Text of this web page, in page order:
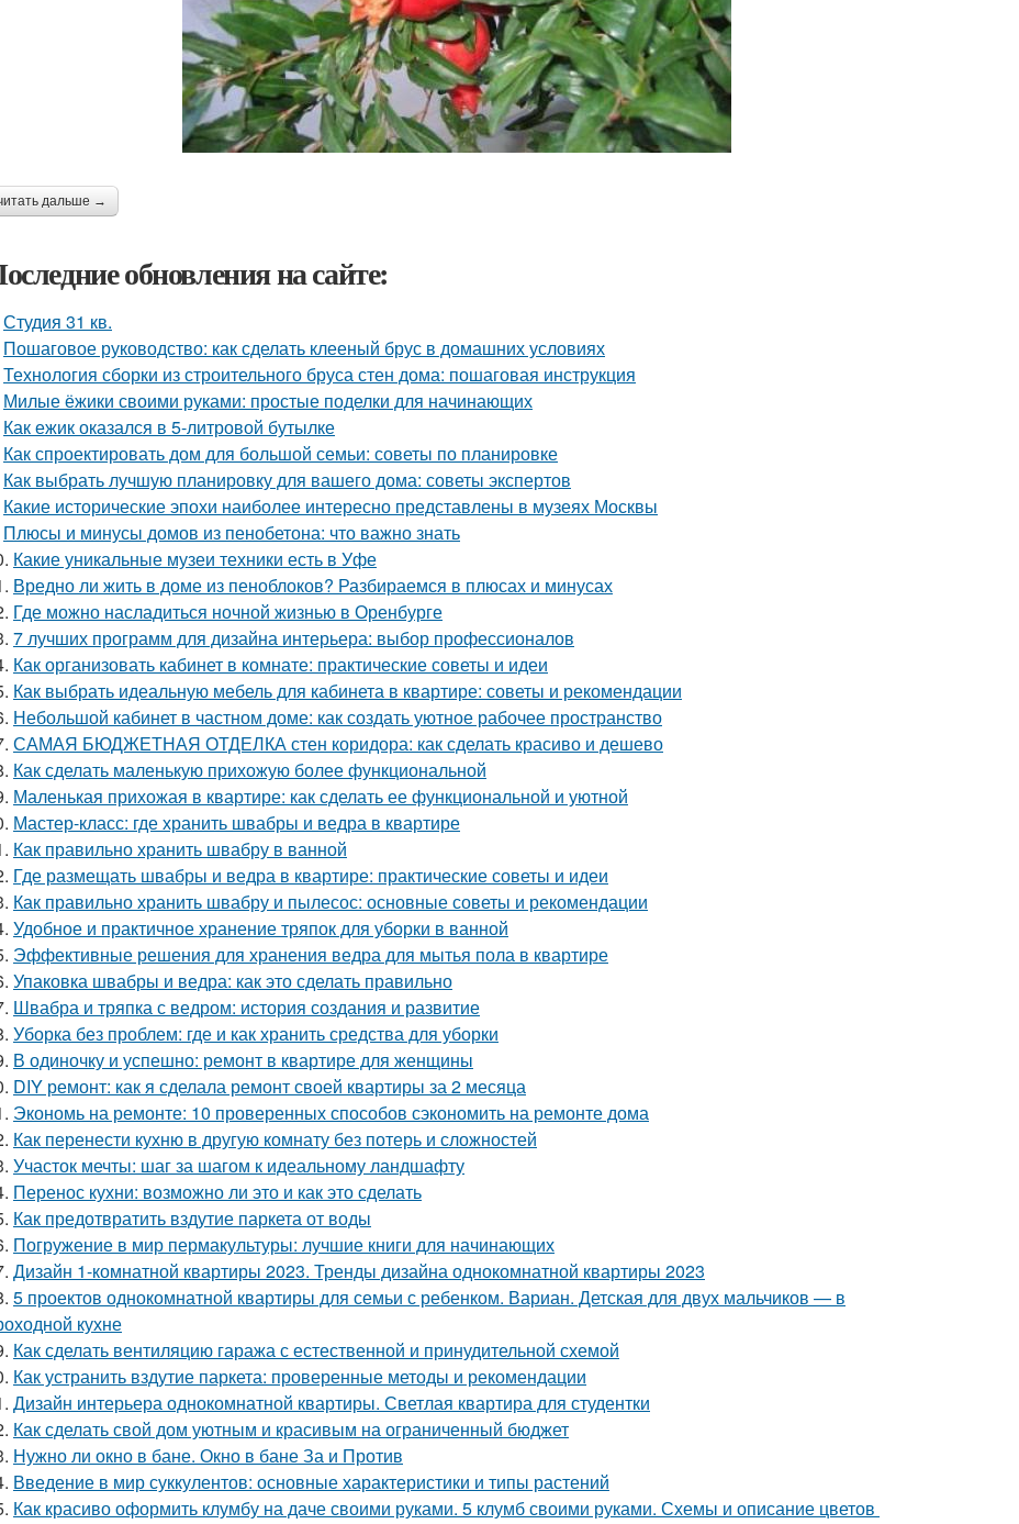
дальше →
обновления на сайте:
Студия 31 кв.
Пошаговое руководство: как сделать клееный брус в домашних условиях
Технология сборки из строительного бруса стен дома: пошаговая инструкция
Милые ёжики своими руками: простые поделки для начинающих
Как ежик оказался в 5-литровой бутылке
Как спроектировать дом для большой семьи: советы по планировке
Как выбрать лучшую планировку для вашего дома: советы экспертов
Какие исторические эпохи наиболее интересно представлены в музеях Москвы
Плюсы и минусы домов из пенобетона: что важно знать
Какие уникальные музеи техники есть в Уфе
Вредно ли жить в доме из пеноблоков? Разбираемся в плюсах и минусах
Где можно насладиться ночной жизнью в Оренбурге
7 лучших программ для дизайна интерьера: выбор профессионалов
Как организовать кабинет в комнате: практические советы и идеи
Как выбрать идеальную мебель для кабинета в квартире: советы и рекомендации
Небольшой кабинет в частном доме: как создать уютное рабочее пространство
САМАЯ БЮДЖЕТНАЯ ОТДЕЛКА стен коридора: как сделать красиво и дешево
Как сделать маленькую прихожую более функциональной
Маленькая прихожая в квартире: как сделать ее функциональной и уютной
Мастер-класс: где хранить швабры и ведра в квартире
Как правильно хранить швабру в ванной
Где размещать швабры и ведра в квартире: практические советы и идеи
Как правильно хранить швабру и пылесос: основные советы и рекомендации
Удобное и практичное хранение тряпок для уборки в ванной
Эффективные решения для хранения ведра для мытья пола в квартире
Упаковка швабры и ведра: как это сделать правильно
Швабра и тряпка с ведром: история создания и развитие
Уборка без проблем: где и как хранить средства для уборки
В одиночку и успешно: ремонт в квартире для женщины
DIY ремонт: как я сделала ремонт своей квартиры за 2 месяца
Экономь на ремонте: 10 проверенных способов сэкономить на ремонте дома
Как перенести кухню в другую комнату без потерь и сложностей
Участок мечты: шаг за шагом к идеальному ландшафту
Перенос кухни: возможно ли это и как это сделать
Как предотвратить вздутие паркета от воды
Погружение в мир пермакультуры: лучшие книги для начинающих
Дизайн 1-комнатной квартиры 2023. Тренды дизайна однокомнатной квартиры 2023
5 проектов однокомнатной квартиры для семьи с ребенком. Вариан. Детская для двух мальчиков — в
кухне
Как сделать вентиляцию гаража с естественной и принудительной схемой
Как устранить вздутие паркета: проверенные методы и рекомендации
Дизайн интерьера однокомнатной квартиры. Светлая квартира для студентки
Как сделать свой дом уютным и красивым на ограниченный бюджет
Нужно ли окно в бане. Окно в бане За и Против
Введение в мир суккулентов: основные характеристики и типы растений
Как красиво оформить клумбу на даче своими руками. 5 клумб своими руками. Схемы и описание цветов